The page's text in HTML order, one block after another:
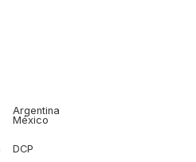
Argentina
México
DCP